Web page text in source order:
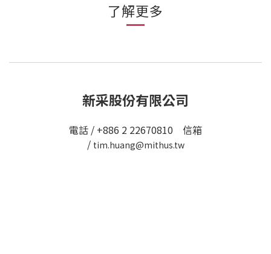
了解更多
新采股份有限公司
電話 / +886 2 22670810 信箱
/ tim.huang@mithus.tw